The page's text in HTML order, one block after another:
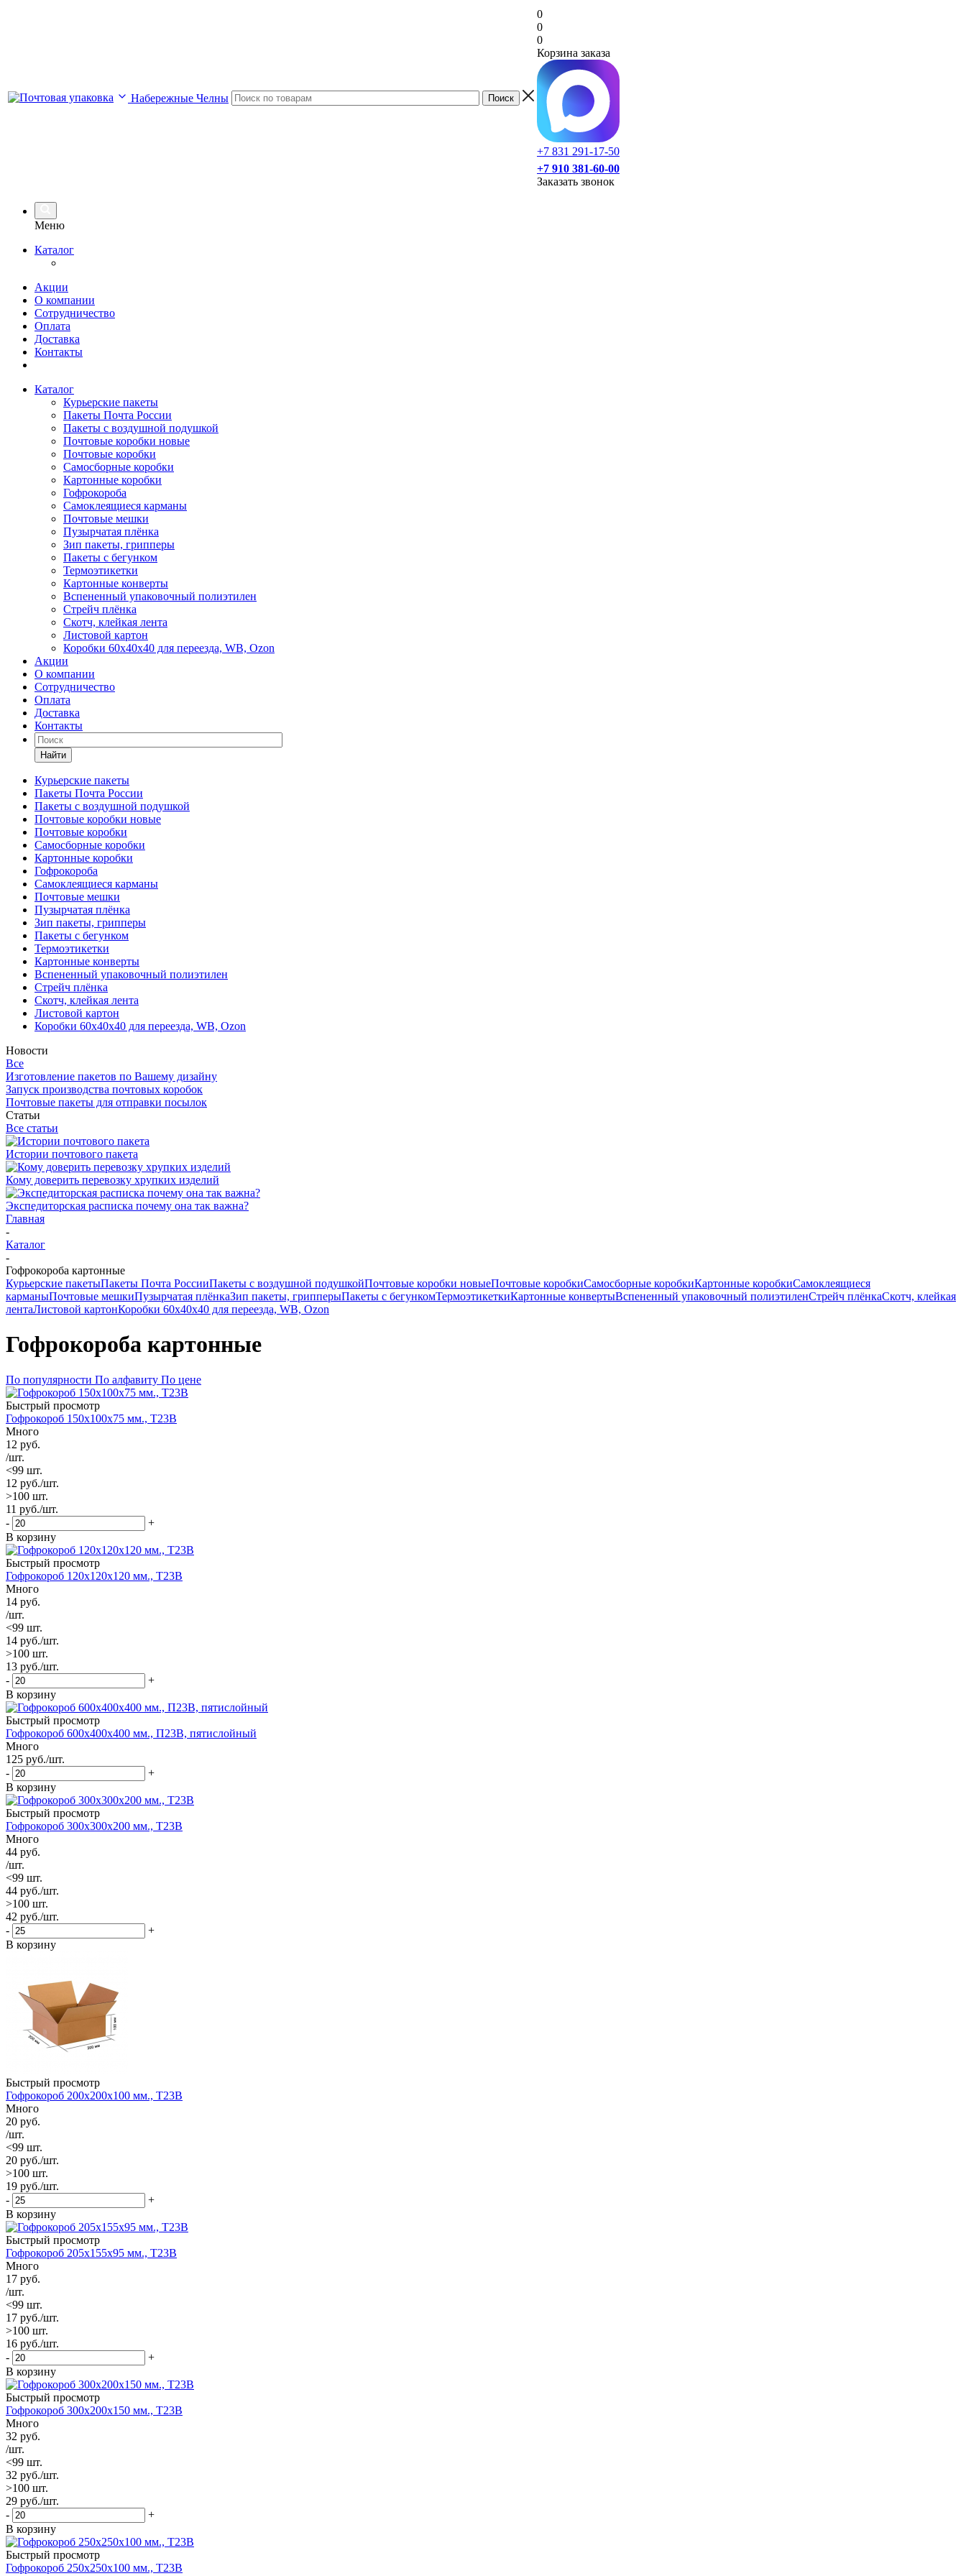
Набережные Челны
0
0
0
Корзина заказа
+7 831 291-17-50
+7 910 381-60-00
Заказать звонок
Меню
Каталог
Акции
О компании
Сотрудничество
Оплата
Доставка
Контакты
Каталог
Курьерские пакеты
Пакеты Почта России
Пакеты с воздушной подушкой
Почтовые коробки новые
Почтовые коробки
Самосборные коробки
Картонные коробки
Гофрокороба
Самоклеящиеся карманы
Почтовые мешки
Пузырчатая плёнка
Зип пакеты, грипперы
Пакеты с бегунком
Термоэтикетки
Картонные конверты
Вспененный упаковочный полиэтилен
Стрейч плёнка
Скотч, клейкая лента
Листовой картон
Коробки 60х40х40 для переезда, WB, Ozon
Акции
О компании
Сотрудничество
Оплата
Доставка
Контакты
Найти
Курьерские пакеты
Пакеты Почта России
Пакеты с воздушной подушкой
Почтовые коробки новые
Почтовые коробки
Самосборные коробки
Картонные коробки
Гофрокороба
Самоклеящиеся карманы
Почтовые мешки
Пузырчатая плёнка
Зип пакеты, грипперы
Пакеты с бегунком
Термоэтикетки
Картонные конверты
Вспененный упаковочный полиэтилен
Стрейч плёнка
Скотч, клейкая лента
Листовой картон
Коробки 60х40х40 для переезда, WB, Ozon
Новости
Все
Изготовление пакетов по Вашему дизайну
Запуск производства почтовых коробок
Почтовые пакеты для отправки посылок
Статьи
Все статьи
Истории почтового пакета
Кому доверить перевозку хрупких изделий
Экспедиторская расписка почему она так важна?
Главная
-
Каталог
-
Гофрокороба картонные
Курьерские пакетыПакеты Почта РоссииПакеты с воздушной подушкойПочтовые коробки новыеПочтовые коробкиСамосборные коробкиКартонные коробкиСамоклеящиеся
карманыПочтовые мешкиПузырчатая плёнкаЗип пакеты, грипперыПакеты с бегункомТермоэтикеткиКартонные конвертыВспененный упаковочный полиэтиленСтрейч плёнкаСкотч, клейкая
лентаЛистовой картонКоробки 60х40х40 для переезда, WB, Ozon
Гофрокороба картонные
По популярности По алфавиту По цене
Быстрый просмотр
Гофрокороб 150х100х75 мм., Т23В
Много
12 руб.
/шт.
<99 шт.
12 руб./шт.
>100 шт.
11 руб./шт.
-
+
В корзину
Быстрый просмотр
Гофрокороб 120х120х120 мм., Т23В
Много
14 руб.
/шт.
<99 шт.
14 руб./шт.
>100 шт.
13 руб./шт.
-
+
В корзину
Быстрый просмотр
Гофрокороб 600х400х400 мм., П23В, пятислойный
Много
125 руб./шт.
-
+
В корзину
Быстрый просмотр
Гофрокороб 300х300х200 мм., Т23В
Много
44 руб.
/шт.
<99 шт.
44 руб./шт.
>100 шт.
42 руб./шт.
-
+
В корзину
Быстрый просмотр
Гофрокороб 200х200х100 мм., Т23В
Много
20 руб.
/шт.
<99 шт.
20 руб./шт.
>100 шт.
19 руб./шт.
-
+
В корзину
Быстрый просмотр
Гофрокороб 205х155х95 мм., Т23В
Много
17 руб.
/шт.
<99 шт.
17 руб./шт.
>100 шт.
16 руб./шт.
-
+
В корзину
Быстрый просмотр
Гофрокороб 300х200х150 мм., Т23В
Много
32 руб.
/шт.
<99 шт.
32 руб./шт.
>100 шт.
29 руб./шт.
-
+
В корзину
Быстрый просмотр
Гофрокороб 250х250х100 мм., Т23В